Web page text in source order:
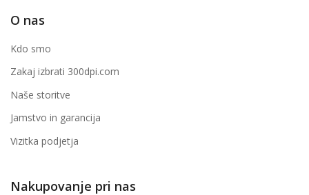
O nas
Kdo smo
Zakaj izbrati 300dpi.com
Naše storitve
Jamstvo in garancija
Vizitka podjetja
Nakupovanje pri nas